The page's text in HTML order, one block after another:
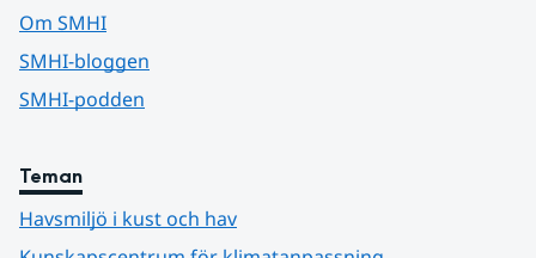
Om SMHI
SMHI-bloggen
SMHI-podden
Teman
Havsmiljö i kust och hav